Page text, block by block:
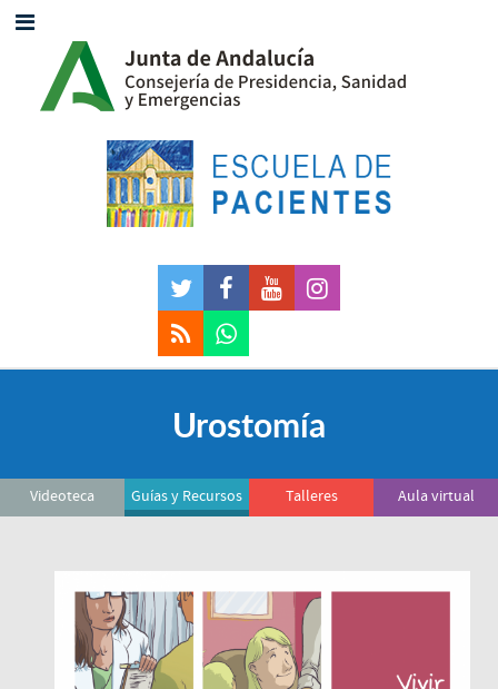
Urostomía
Videoteca Guías y Recursos Talleres Aula virtual